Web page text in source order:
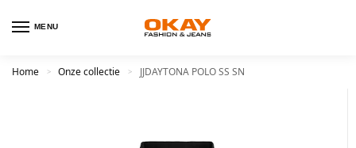
MENU
Home > Onze collectie > JJDAYTONA POLO SS SN